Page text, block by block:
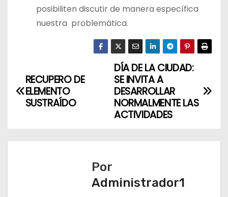
posibiliten discutir de manera específica
nuestra problemática.
N
a
e
DÍA DE LA CIUDAD:
SE INVITA A
DESARROLLAR
NORMALMENTE LAS
ACTIVIDADES
RECUPERO DE
ELEMENTO
SUSTRAÍDO
Por
Administrador1